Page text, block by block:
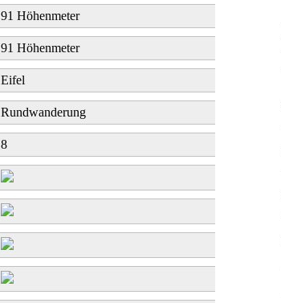
91 Höhenmeter
91 Höhenmeter
Eifel
Rundwanderung
8